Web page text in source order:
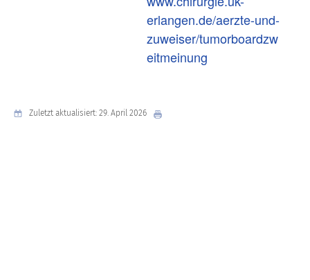
erlangen.de/aerzte-und-
zuweiser/tumorboardzw
eitmeinung
Zuletzt aktualisiert: 29. April 2026